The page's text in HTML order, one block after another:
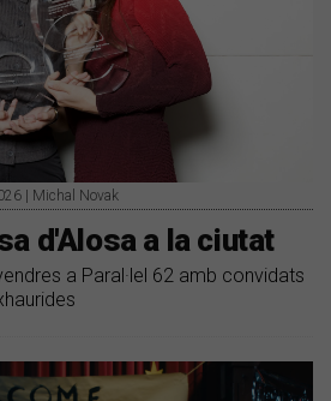
| Michal Novak
d'Alosa a la ciutat
a Paral·lel 62 amb convidats